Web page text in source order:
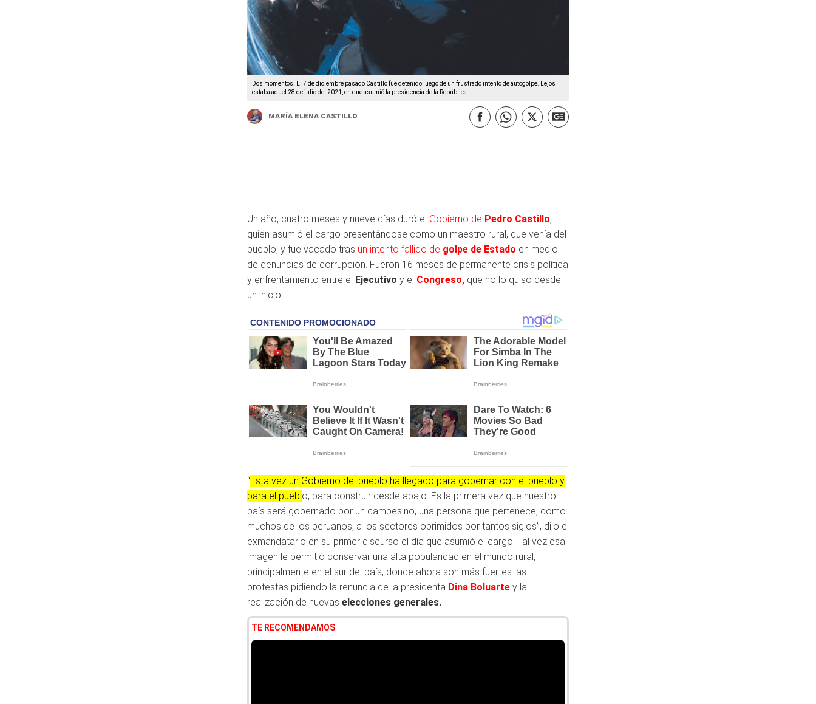
Dos momentos. El 7 de diciembre pasado Castillo fue detenido luego de un frustrado intento de autogolpe. Lejos
estaba aquel 28 de julio del 2021, en que asumió la presidencia de la República.
María Elena Castillo
Un año, cuatro meses y nueve días duró el Gobierno de Pedro Castillo,
quien asumió el cargo presentándose como un maestro rural, que venía del
pueblo, y fue vacado tras un intento fallido de golpe de Estado en medio
de denuncias de corrupción. Fueron 16 meses de permanente crisis política
y enfrentamiento entre el Ejecutivo y el Congreso, que no lo quiso desde
un inicio.
“Esta vez un Gobierno del pueblo ha llegado para gobernar con el pueblo y
para el pueblo, para construir desde abajo. Es la primera vez que nuestro
país será gobernado por un campesino, una persona que pertenece, como
muchos de los peruanos, a los sectores oprimidos por tantos siglos”, dijo el
exmandatario en su primer discurso el día que asumió el cargo. Tal vez esa
imagen le permitió conservar una alta popularidad en el mundo rural,
principalmente en el sur del país, donde ahora son más fuertes las
protestas pidiendo la renuncia de la presidenta Dina Boluarte y la
realización de nuevas elecciones generales.
TE RECOMENDAMOS